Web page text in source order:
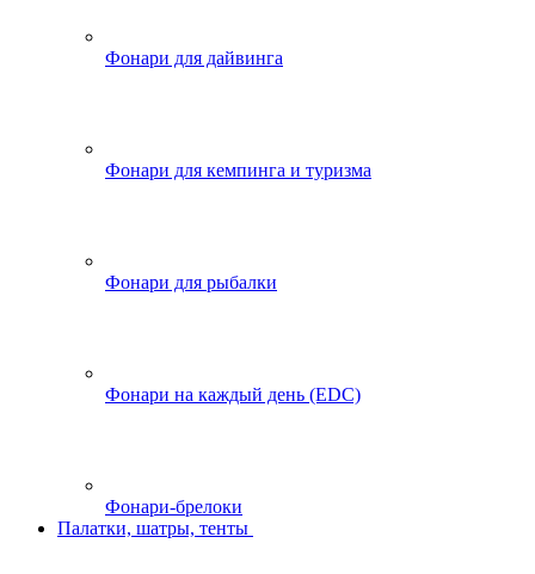
Фонари для дайвинга
Фонари для кемпинга и туризма
Фонари для рыбалки
Фонари на каждый день (EDC)
Фонари-брелоки
Палатки, шатры, тенты